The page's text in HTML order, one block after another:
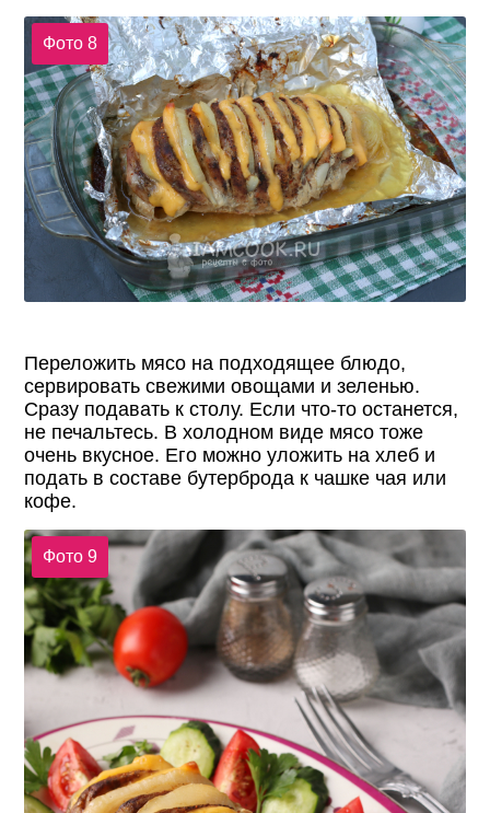
Фото 8
Переложить мясо на подходящее блюдо,
сервировать свежими овощами и зеленью.
Сразу подавать к столу. Если что-то останется,
не печальтесь. В холодном виде мясо тоже
очень вкусное. Его можно уложить на хлеб и
подать в составе бутерброда к чашке чая или
кофе.
Фото 9